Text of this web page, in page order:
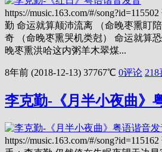
https://music.163.com/#/
勤 命运就算颠沛流离 （命晚枣熏盯
奇 （命晚枣熏哭机类尅） 命运就算
晚枣熏洪哈这内粥羊木翠煤...
8年前 (2018-12-13) 37767℃ 0评论 218
李克勤-《月半小夜曲》
https://music.163.com/#/